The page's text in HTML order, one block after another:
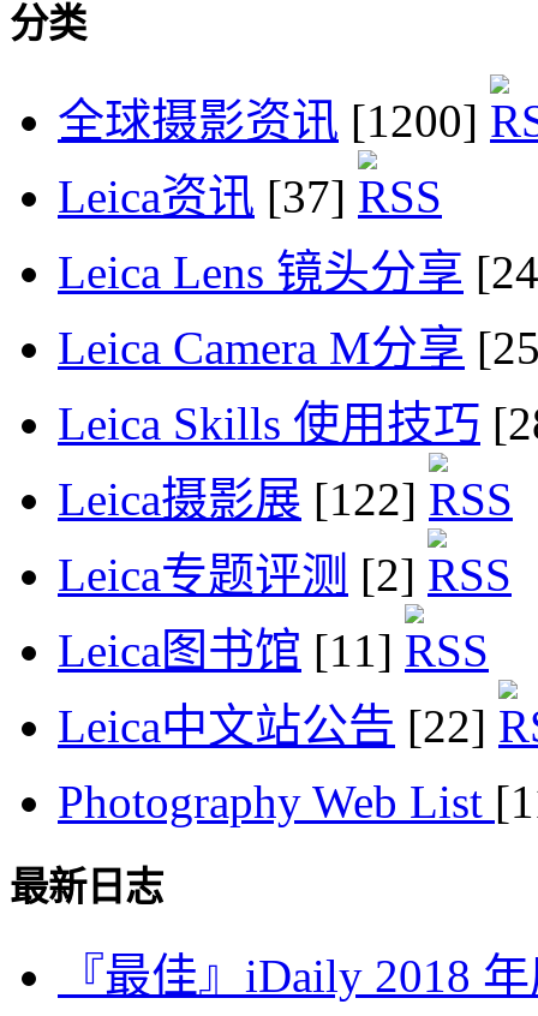
分类
全球摄影资讯 [1200]
Leica资讯 [37]
Leica Lens 镜头分享
Leica Camera M分享
Leica Skills 使用技巧
Leica摄影展 [122]
Leica专题评测 [2]
Leica图书馆 [11]
Leica中文站公告 [22]
Photography Web List
最新日志
『最佳』iDaily 2018